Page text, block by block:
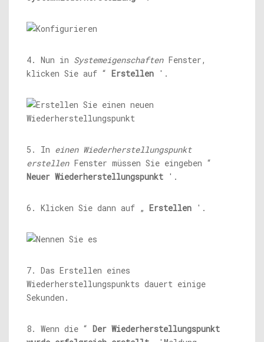
4. Nun in SystemeigenschaftenFenster,
klicken Sie auf “ Erstellen '.
5. In einen Wiederherstellungspunkt
erstellenFenster müssen Sie eingeben “
Neuer Wiederherstellungspunkt '.
6. Klicken Sie dann auf „ Erstellen '.
7. Das Erstellen eines
Wiederherstellungspunkts dauert einige
Sekunden.
8. Wenn die “ Der Wiederherstellungspunkt